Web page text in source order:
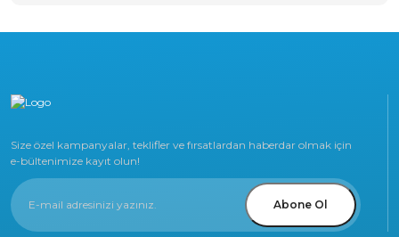
Size özel kampanyalar, teklifler ve fırsatlardan haberdar olmak için
e-bültenimize kayıt olun!
Abone Ol